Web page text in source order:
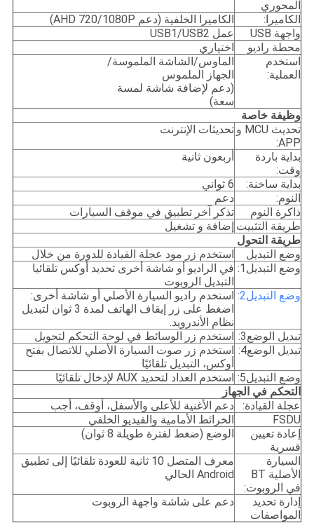
المحوري
الكاميرا:
الكاميرا الخلفية (دعم AHD 720/1080P)
واجهة USB
عمل USB1/USB2
محطة راديو
اختياري
استخدم
العملية:
الماوس/الشاشة الملموسة/
الجهاز الملموس
(دعم لإضافة شاشة لمسة
سعة)
وظيفة خاصة
تحديث MCU و
APP:
تحديثات الإنترنت
بداية باردة
وقت:
أربعون ثانية
بداية ساخنة:
6 ثواني
النوم:
دعم
ذاكرة النوم
تذكر آخر تطبيق في موقف السيارات
طريقة التثبيت إضافة و تشغيل
طريقة التحول
وضع التبديل
استخدم زر مود عجلة القيادة للدورة من خلال
وضع التبديل1:
في الراديو أو شاشة أخرى تحديد أوكس تلقائيا
التبديل الروبوت
وضع التبديل2:
استخدم راديو السيارة الأصلي أو شاشة أخرى:
اضغط على زر إيقاف الهاتف لمدة 3 ثوان لتبديل
نظام الأندرويد.
تبديل الوضع3:
استخدم زر الوسائط في لوحة التحكم لتحويل
تبديل الوضع4:
استخدم زر صوت السيارة الأصلي للاتصال بفتح
أوكس، التبديل تلقائيًا
وضع التبديل5:
استخدم العداد لتحديد AUX لإدخال تلقائيًا
التحكم في الجهاز
عجلة القيادة:
دعم الأغنية للأعلى والأسفل، أوقف، أجب
FSDU
الخرائط الأمامية والفيديو الخلفي
إعادة تعيين
قسرية
الوضع (ضغط لفترة طويلة 8 ثوان)
السيارة
الأصلية BT
في الروبوت:
معرف المتصل 10 ثانية للعودة تلقائيًا إلى تطبيق
Android الحالي
إدارة تحديد
المواصفات
دعم على شاشة واجهة الروبوت